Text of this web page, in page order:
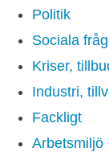
Politik
Sociala
Kriser,
Industri,
Fackligt
Arbetsmiljö